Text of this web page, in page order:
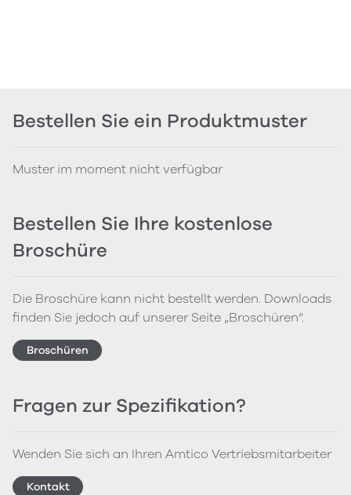
Bestellen Sie ein Produktmuster
Muster im moment nicht verfügbar
Bestellen Sie Ihre kostenlose
Broschüre
Die Broschüre kann nicht bestellt werden. Downloads
finden Sie jedoch auf unserer Seite „Broschüren“.
Broschüren
Fragen zur Spezifikation?
Wenden Sie sich an Ihren Amtico Vertriebsmitarbeiter
Kontakt